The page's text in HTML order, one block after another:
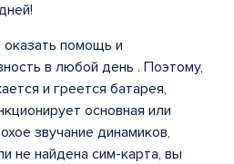
помощь и
в любой день . Поэтому,
и греется батарея,
основная или
звучание динамиков,
не найдена сим-карта, вы